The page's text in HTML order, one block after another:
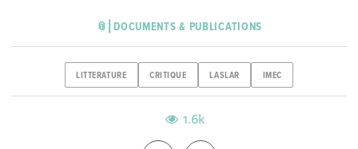
📎⎜DOCUMENTS & PUBLICATIONS
LITTERATURE CRITIQUE LASLAR IMEC
1.6k